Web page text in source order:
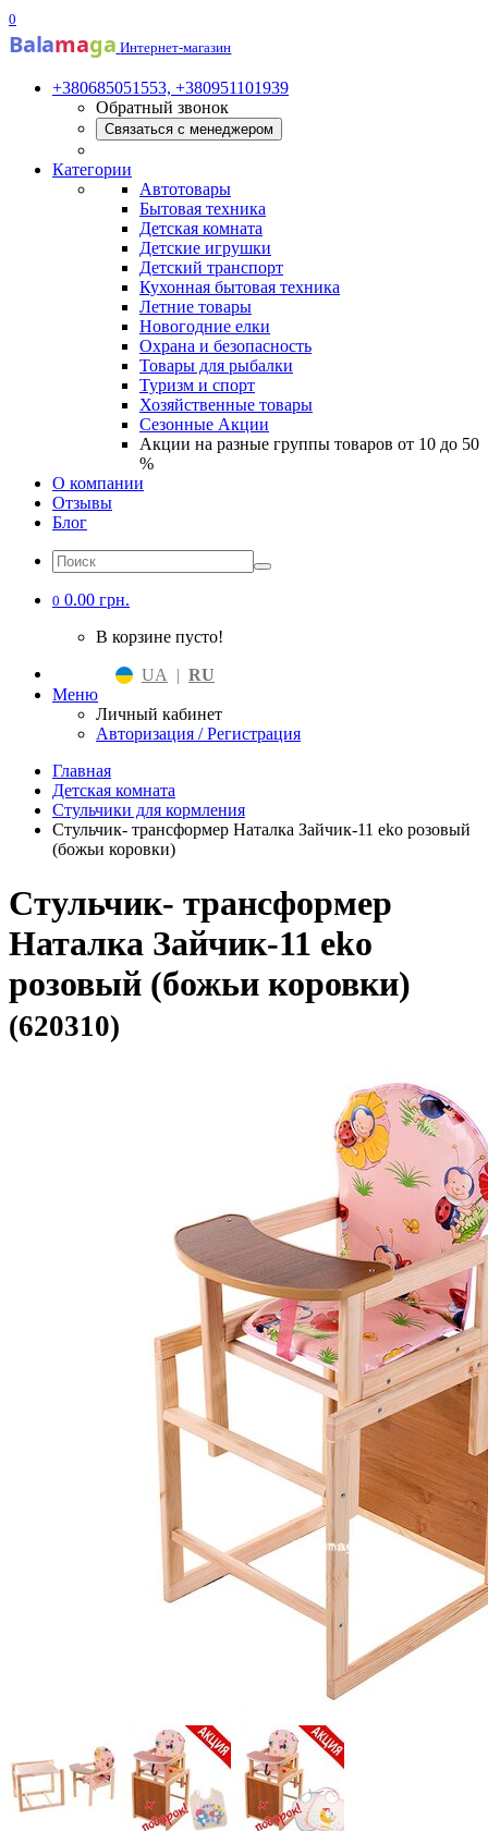
0
Balamaga Интернет-магазин
+380685051553, +380951101939
Обратный звонок
Связаться с менеджером
Категории
Автотовары
Бытовая техника
Детская комната
Детские игрушки
Детский транспорт
Кухонная бытовая техника
Летние товары
Новогодние елки
Охрана и безопасность
Товары для рыбалки
Туризм и спорт
Хозяйственные товары
Сезонные Акции
Акции на разные группы товаров от 10 до 50
%
О компании
Отзывы
Блог
0 0.00 грн.
В корзине пусто!
UA | RU
Меню
Личный кабинет
Авторизация / Регистрация
Главная
Детская комната
Стульчики для кормления
Стульчик- трансформер Наталка Зайчик-11 eko розовый
(божьи коровки)
Стульчик- трансформер
Наталка Зайчик-11 eko
розовый (божьи коровки)
(620310)